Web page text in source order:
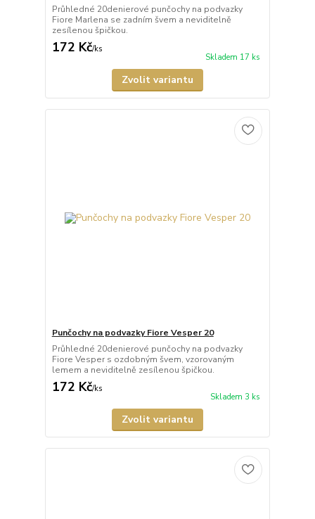
Průhledné 20denierové punčochy na podvazky
Fiore Marlena se zadním švem a neviditelně
zesílenou špičkou.
172 Kč/ks
Skladem 17 ks
Zvolit variantu
Punčochy na podvazky Fiore Vesper 20
Průhledné 20denierové punčochy na podvazky
Fiore Vesper s ozdobným švem, vzorovaným
lemem a neviditelně zesílenou špičkou.
172 Kč/ks
Skladem 3 ks
Zvolit variantu